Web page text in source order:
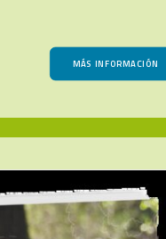
MÁS INFORMACIÓN